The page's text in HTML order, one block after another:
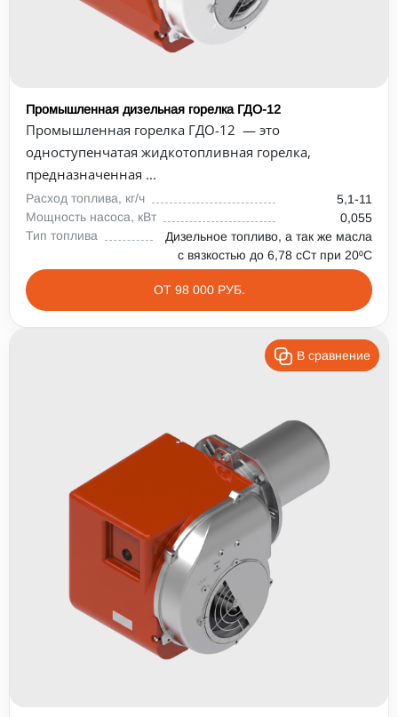
Промышленная дизельная горелка ГДО-12
Промышленная горелка ГДО-12 — это
одноступенчатая жидкотопливная горелка,
предназначенная ...
Расход топлива, кг/ч
5,1-11
Мощность насоса, кВт
0,055
Тип топлива
Дизельное топливо, а так же масла
с вязкостью до 6,78 сСт при 20⁰С
ОТ 98 000 РУБ.
В сравнение